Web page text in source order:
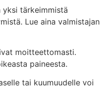
yksi tärkeimmistä
Lue aina valmistajan
moitteettomasti.
paineesta.
tai kuumuudelle voi